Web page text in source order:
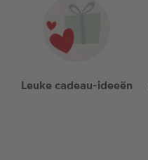
Leuke cadeau-ideeën